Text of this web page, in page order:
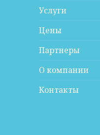
Услуги
Цены
Партнеры
О компании
Контакты